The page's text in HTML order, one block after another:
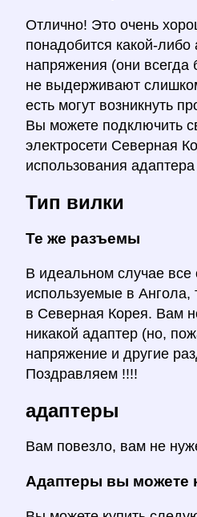
Отлично! Это очень
понадобится какой-либо
напряжения (они
не выдерживают
есть могут возникнуть
Вы можете подключить
электросети Северная
использования
Тип вилки
Те же разъемы
В идеальном случае все
используемые в Ангола,
в Северная Корея. Вам
никакой адаптер (но,
напряжение и другие
Поздравляем !!!!
адаптеры
Вам повезло, вам не
Адаптеры вы можете